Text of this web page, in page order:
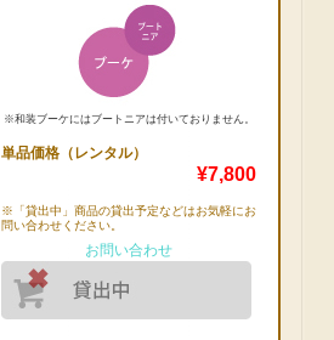
※和装ブーケにはブートニアは付いておりません。
単品価格（レンタル）
¥7,800
※「貸出中」商品の貸出予定などはお気軽にお
問い合わせください。
お問い合わせ